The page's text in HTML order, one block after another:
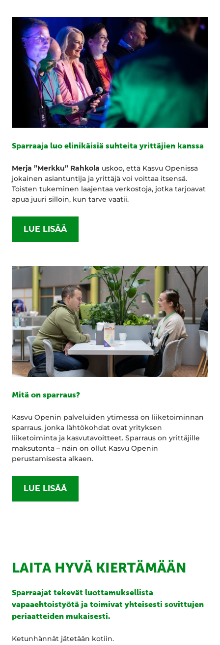
Sparraaja luo elinikäisiä suhteita yrittäjien kanssa
Merja ”Merkku” Rahkola uskoo, että Kasvu Openissa
jokainen asiantuntija ja yrittäjä voi voittaa itsensä.
Toisten tukeminen laajentaa verkostoja, jotka tarjoavat
apua juuri silloin, kun tarve vaatii.
LUE LISÄÄ
Mitä on sparraus?
Kasvu Openin palveluiden ytimessä on liiketoiminnan
sparraus, jonka lähtökohdat ovat yrityksen
liiketoiminta ja kasvutavoitteet. Sparraus on yrittäjille
maksutonta – näin on ollut Kasvu Openin
perustamisesta alkaen.
LUE LISÄÄ
LAITA HYVÄ KIERTÄMÄÄN
Sparraajat tekevät luottamuksellista
vapaaehtoistyötä ja toimivat yhteisesti sovittujen
periaatteiden mukaisesti.
Ketunhännät jätetään kotiin.